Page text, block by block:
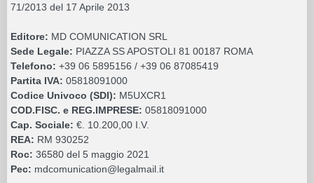
71/2013 del 17 Aprile 2013
Editore: MD COMUNICATION SRL
Sede Legale: PIAZZA SS APOSTOLI 81 00187 ROMA
Telefono: +39 06 5895156 / +39 06 87085419
Partita IVA: 05818091000
Codice Univoco (SDI): M5UXCR1
COD.FISC. e REG.IMPRESE: 05818091000
Cap. Sociale: €. 10.200,00 I.V.
REA: RM 930252
Roc: 36580 del 5 maggio 2021
Pec: mdcomunication@legalmail.it